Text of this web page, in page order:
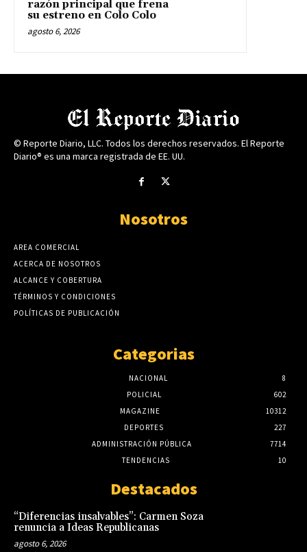
razón principal que frena
su estreno en Colo Colo
agosto 6, 2026
© Reporte Diario, LLC. Todos los derechos reservados. El Reporte
Diario® es una marca registrada de EE. UU.
Nosotros
AREA COMERCIAL
ACERCA DE NOSOTROS
ALCANCE Y COBERTURA
TÉRMINOS Y CONDICIONES
POLÍTICAS DE PUBLICACIÓN
Categorias
NACIONAL
8
POLICIAL
602
MAGAZINE
10312
DEPORTES
227
ADMINISTRACIÓN PÚBLICA
7714
TENDENCIAS
10
Destacados
“Diferencias insalvables”: Carmen Soza
renuncia a Ideas Republicanas
agosto 6, 2026